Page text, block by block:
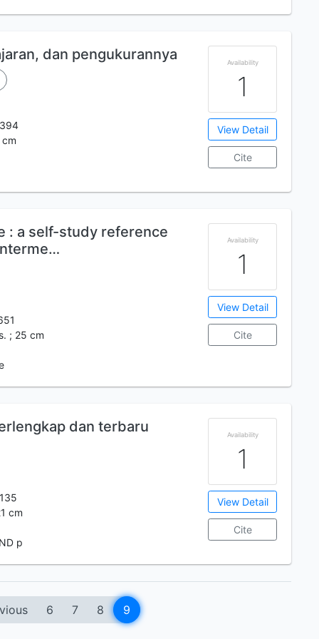
dan pengukurannya Availability
1
View Detail
Cite
: a self-study reference
; 25 cm
Availability
1
View Detail
Cite
dan terbaru
cm
p
Availability
1
View Detail
Cite
6 7 8 9